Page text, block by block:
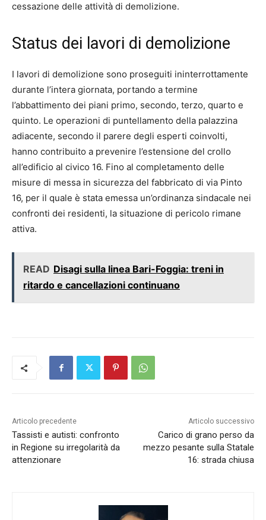
cessazione delle attività di demolizione.
Status dei lavori di demolizione
I lavori di demolizione sono proseguiti ininterrottamente
durante l’intera giornata, portando a termine
l’abbattimento dei piani primo, secondo, terzo, quarto e
quinto. Le operazioni di puntellamento della palazzina
adiacente, secondo il parere degli esperti coinvolti,
hanno contribuito a prevenire l’estensione del crollo
all’edificio al civico 16. Fino al completamento delle
misure di messa in sicurezza del fabbricato di via Pinto
16, per il quale è stata emessa un’ordinanza sindacale nei
confronti dei residenti, la situazione di pericolo rimane
attiva.
READ Disagi sulla linea Bari-Foggia: treni in
ritardo e cancellazioni continuano
Articolo precedente
Tassisti e autisti: confronto
in Regione su irregolarità da
attenzionare
Articolo successivo
Carico di grano perso da
mezzo pesante sulla Statale
16: strada chiusa